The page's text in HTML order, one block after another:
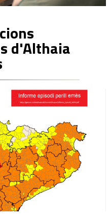
d'Althaia